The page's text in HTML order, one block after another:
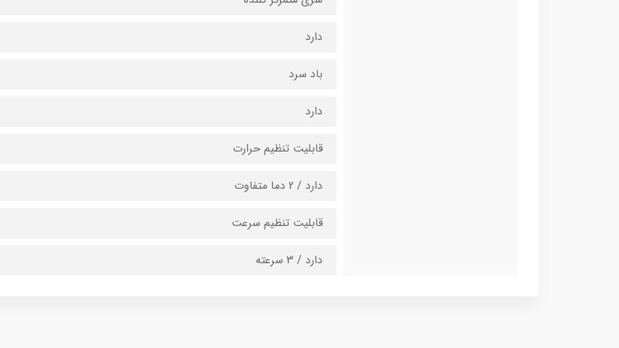
دارد
باد سرد
دارد
قابليت تنظيم حرارت
دارد / 2 دما متفاوت
قابلیت تنظیم سرعت
دارد / 3 سرعته